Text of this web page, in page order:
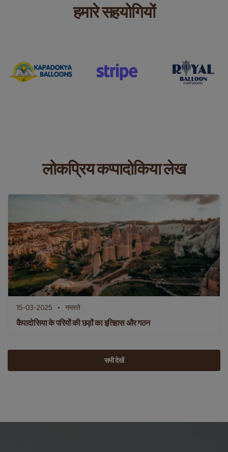
हमारे सहयोगियों
लोकप्रिय कप्पादोकिया लेख
15-03-2025 नमस्ते
कैपादोसिया के परियों की छड़ों का इतिहास और गठन
सभी देखें